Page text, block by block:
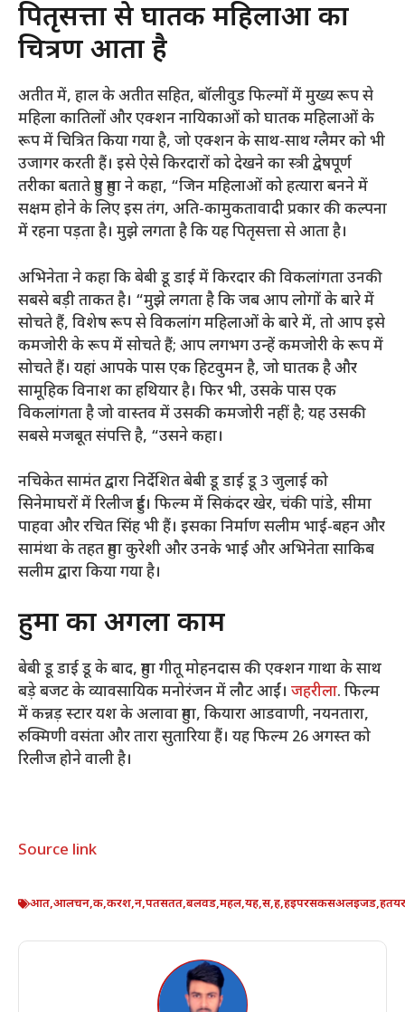
पितृसत्ता से घातक महिलाओं का
चित्रण आता है
अतीत में, हाल के अतीत सहित, बॉलीवुड फिल्मों में मुख्य रूप से
महिला कातिलों और एक्शन नायिकाओं को घातक महिलाओं के
रूप में चित्रित किया गया है, जो एक्शन के साथ-साथ ग्लैमर को भी
उजागर करती हैं। इसे ऐसे किरदारों को देखने का स्त्री द्वेषपूर्ण
तरीका बताते हुए हुमा ने कहा, “जिन महिलाओं को हत्यारा बनने में
सक्षम होने के लिए इस तंग, अति-कामुकतावादी प्रकार की कल्पना
में रहना पड़ता है। मुझे लगता है कि यह पितृसत्ता से आता है।
अभिनेता ने कहा कि बेबी डू डाई में किरदार की विकलांगता उनकी
सबसे बड़ी ताकत है। “मुझे लगता है कि जब आप लोगों के बारे में
सोचते हैं, विशेष रूप से विकलांग महिलाओं के बारे में, तो आप इसे
कमजोरी के रूप में सोचते हैं; आप लगभग उन्हें कमजोरी के रूप में
सोचते हैं। यहां आपके पास एक हिटवुमन है, जो घातक है और
सामूहिक विनाश का हथियार है। फिर भी, उसके पास एक
विकलांगता है जो वास्तव में उसकी कमजोरी नहीं है; यह उसकी
सबसे मजबूत संपत्ति है, “उसने कहा।
नचिकेत सामंत द्वारा निर्देशित बेबी डू डाई डू 3 जुलाई को
सिनेमाघरों में रिलीज हुई। फिल्म में सिकंदर खेर, चंकी पांडे, सीमा
पाहवा और रचित सिंह भी हैं। इसका निर्माण सलीम भाई-बहन और
सामंथा के तहत हुमा कुरेशी और उनके भाई और अभिनेता साकिब
सलीम द्वारा किया गया है।
हुमा का अगला काम
बेबी डू डाई डू के बाद, हुमा गीतू मोहनदास की एक्शन गाथा के साथ
बड़े बजट के व्यावसायिक मनोरंजन में लौट आईं। जहरीला. फिल्म
में कन्नड़ स्टार यश के अलावा हुमा, कियारा आडवाणी, नयनतारा,
रुक्मिणी वसंता और तारा सुतारिया हैं। यह फिल्म 26 अगस्त को
रिलीज होने वाली है।
Source link
आत,आलचन,क,करश,न,पतसतत,बलवड,महल,यह,स,ह,हइपरसकसअलइजड,हतयर